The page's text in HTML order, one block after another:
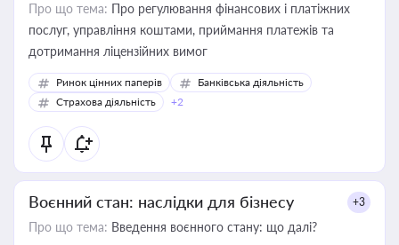
Про що тема: Про регулювання фінансових і платіжних
послуг, управління коштами, приймання платежів та
дотримання ліцензійних вимог
Ринок цінних паперів
Банківська діяльність
Страхова діяльність
+2
Воєнний стан: наслідки для бізнесу +3
Про що тема: Введення воєнного стану: що далі?